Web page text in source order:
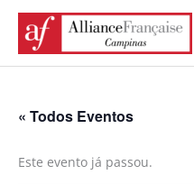
para
« Todos Eventos
Este evento já passou.